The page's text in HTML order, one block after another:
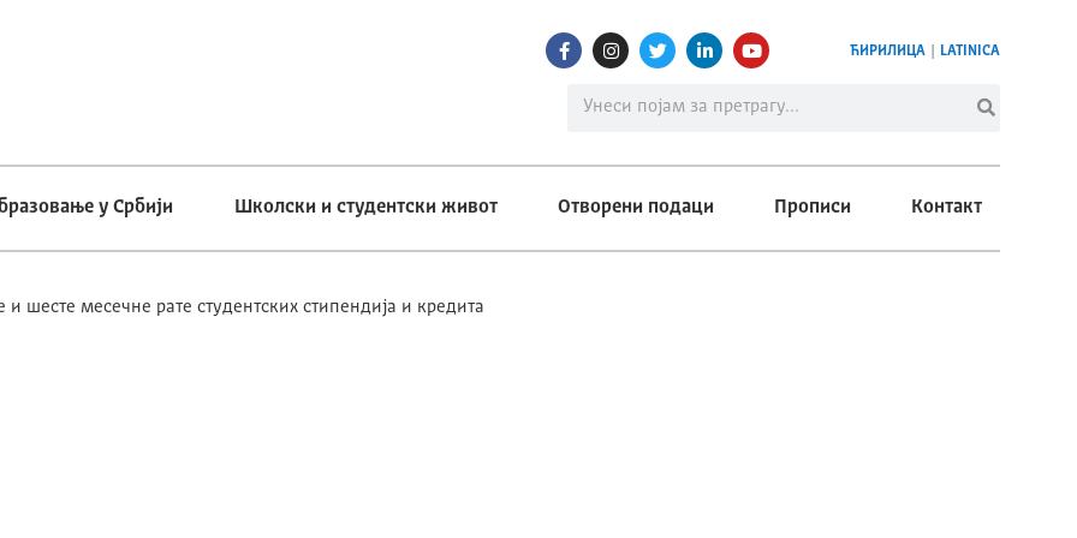
ЋИРИЛИЦА LATINICA
у Србији Школски и студентски живот Отворени подаци Прописи Контакт
и шесте месечне рате студентских стипендија и кредита